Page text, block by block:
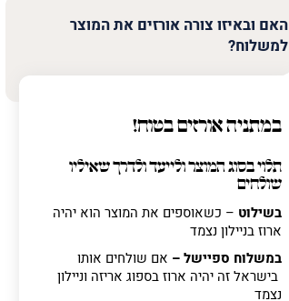
פרט
מה
מדובר
פרט על מה מדובר
האם ובאיזו צורה אורזים את המוצר
למשלוח?
במתניה אורזים בטוח!
תלוי בסוג המוצר ולייעד ולדרך שאיליו
שולחים
בשילוט – כשאוספים את המוצר הוא יהיה
ארוז בניילון נצמד
במשלוח ספיישל – אם שולחים אותו
בישראל זה יהיה ארוז בספוג אריזה וניילון
נצמד